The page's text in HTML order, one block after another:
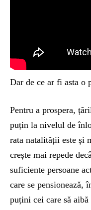
Dar de ce ar fi asta o
Pentru a prospera,
puțin la nivelul de
rata natalității este și
crește mai repede
suficiente persoane
care se pensionează,
puțini cei care să